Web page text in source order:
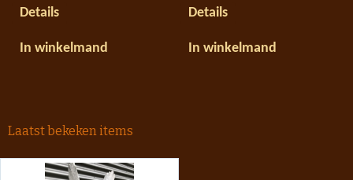
Details
In winkelmand
Details
In winkelmand
Laatst bekeken items